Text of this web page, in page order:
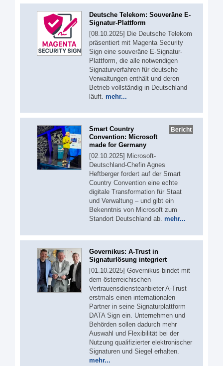
Deutsche Telekom: Souveräne E-
Signatur-Plattform
[08.10.2025] Die Deutsche Telekom
präsentiert mit Magenta Security
Sign eine souveräne E-Signatur-
Plattform, die alle notwendigen
Signaturverfahren für deutsche
Verwaltungen enthält und deren
Betrieb vollständig in Deutschland
läuft. mehr...
Bericht
Smart Country
Convention: Microsoft
made for Germany
[02.10.2025] Microsoft-
Deutschland-Chefin Agnes
Heftberger fordert auf der Smart
Country Convention eine echte
digitale Transformation für Staat
und Verwaltung – und gibt ein
Bekenntnis von Microsoft zum
Standort Deutschland ab. mehr...
Governikus: A-Trust in
Signaturlösung integriert
[01.10.2025] Governikus bindet mit
dem österreichischen
Vertrauensdiensteanbieter A-Trust
erstmals einen internationalen
Partner in seine Signaturplattform
DATA Sign ein. Unternehmen und
Behörden sollen dadurch mehr
Auswahl und Flexibilität bei der
Nutzung qualifizierter elektronischer
Signaturen und Siegel erhalten.
mehr...